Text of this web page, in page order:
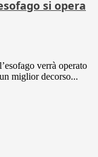
si opera
verrà operato
miglior decorso...